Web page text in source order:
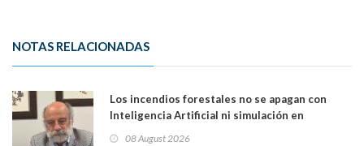
NOTAS RELACIONADAS
Los incendios forestales no se apagan con
Inteligencia Artificial ni simulación en
08 August 2026